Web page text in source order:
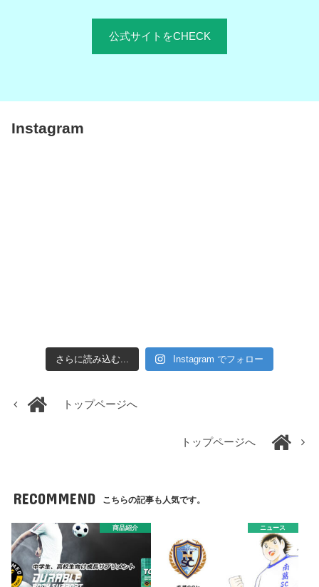
公式サイトをCHECK
Instagram
さらに読み込む... Instagram でフォロー
トップページへ
トップページへ
RECOMMEND こちらの記事も人気です。
商品紹介 ニュース